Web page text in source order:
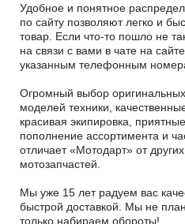
Удобное и понятное
по сайту позволяют легко и
товар. Если что-то пошло не
на связи с вами в чате на
указанным телефонным
Огромный выбор
моделей техники,
красивая экипировка,
пополнение ассортимента и
отличает «Мотодарт» от
мотозапчастей.
Мы уже 15 лет радуем вас
быстрой доставкой. Мы не
только набираем обороты!